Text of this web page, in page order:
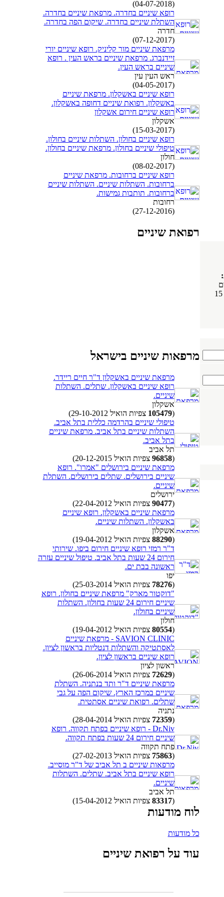
(04-07-2018)
רופא שיניים בחדרה. מרפאת שיניים בחדרה.
השתלת שיניים בחדרה. שיקום הפה בחדרה.
חדרה
(07-12-2017)
מרפאת שיניים מור קליניק. רופא שיניים יורי
זיידנברג. מרפאת שיניים בראש העין . רופא
שיניים בראש העין.
ראש העין עין
(04-05-2017)
רופא שיניים באשקלון. מרפאת שיניים
באשקלון. רפואת שיניים דחופה באשקלון.
רופא שיניים חירום אשקלון
אשקלון
(15-03-2017)
רופא שיניים בחולון. השתלות שיניים בחולון.
טיפולי שיניים בחולון. מרפאת שיניים בחולון.
חולון
(08-02-2017)
רופא שיניים ברחובות. מרפאת שיניים
ברחובות. השתלות שיניים. השתלות שיניים
ברחובות. תותבות גמישות.
רחובות
(27-12-2016)
רפואת שיניים
מרפאות שיניים בישראל
מרפאת שיניים באשקלון ד"ר חיים ריידר.
רופא שיניים באשקלון. שתלים. השתלות
שיניים.
אשקלון
(
105479 צפיות הואיל 29-10-2012)
טיפולי שיניים בהרדמה כללית בתל אביב.
השתלות שיניים בתל אביב. מרפאת שיניים
בתל אביב.
תל אביב
(
96858 צפיות הואיל 20-12-2015)
מרפאת שיניים בירושלים "אמרו". רופא
שיניים בירושלים. שתלים בירושלים. השתלת
שיניים.
ירושלים
(
90477 צפיות הואיל 22-04-2012)
מרפאת שיניים באשקלון. רופא שיניים
באשקלון. השתלות שיניים.
אשקלון
(
88290 צפיות הואיל 19-04-2012)
ד"ר רמזי רופא שיניים חירום ביפו. שירותי
חירום 24 שעות בתל אביב. טיפול שיניים עזרה
ראשונה בבת ים.
יפו
(
78276 צפיות הואיל 25-03-2014)
"דוקטור מארק" מרפאת שיניים בחולון. רופא
שיניים חירום 24 שעות בחולון. השתלות
שיניים בחולון.
חולון
(
80554 צפיות הואיל 19-04-2012)
SAVION CLINIC - מרפאת שיניים
לאסתטיקה והשתלות דנטליות בראשון לציון.
רופא שיניים בראשון לציון.
ראשון לציון
(
72629 צפיות הואיל 26-06-2014)
מרפאת שיניים ד"ר ותד בנתניה. השתלת
שיניים במרכז הארץ. שיקום הפה על גבי
שתלים. רפואת שיניים אסתטית.
נתניה
(
72359 צפיות הואיל 28-04-2014)
Dr.Niv - רופא שיניים בפתח תקווה. רופא
שיניים חירום 24 שעות בפתח תקווה.
פתח תקווה
(
75863 צפיות הואיל 27-02-2013)
מרפאות שיניים ב תל אביב של ד"ר מוסייב.
רופא שיניים בתל אביב. שתלים. השתלות
שיניים.
תל אביב
(
83317 צפיות הואיל 15-04-2012)
לוח מודעות
כל מודעות
עוד על רפואת שיניים